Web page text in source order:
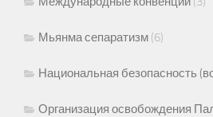
Мьянма сепаратизм (6)
Национальная безопасность
Организация освобождения